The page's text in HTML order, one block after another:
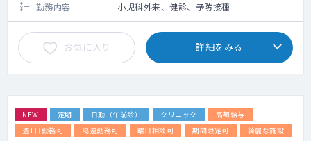
勤務内容 小児科外来、健診、予防接種
お気に入り 詳細をみる
NEW 定期 日勤（午前診） クリニック
高額給与
週1日勤務可
隔週勤務可 曜日相談可 期間限定可 綺麗な施設